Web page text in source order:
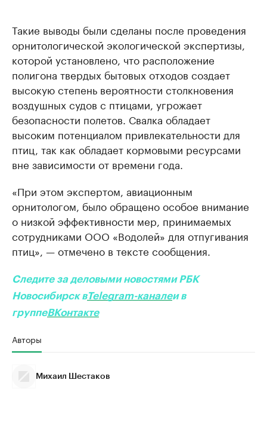
Такие выводы были сделаны после проведения
орнитологической экологической экспертизы,
которой установлено, что расположение
полигона твердых бытовых отходов создает
высокую степень вероятности столкновения
воздушных судов с птицами, угрожает
безопасности полетов. Свалка обладает
высоким потенциалом привлекательности для
птиц, так как обладает кормовыми ресурсами
вне зависимости от времени года.
«При этом экспертом, авиационным
орнитологом, было обращено особое внимание
о низкой эффективности мер, принимаемых
сотрудниками ООО «Водолей» для отпугивания
птиц», — отмечено в тексте сообщения.
Следите за деловыми новостями РБК
Новосибирск вTelegram-каналеи в
группеВКонтакте
Авторы
Михаил Шестаков